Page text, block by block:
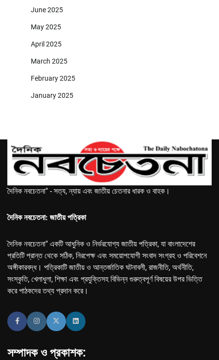
June 2025
May 2025
April 2025
March 2025
February 2025
January 2025
দৈনিক নবচেতনা" - সত্য, ন্যায় এবং জাতীয় চেতনার ধারক ও বাহক।
দৈনিক নবচেতনা: জাতীয় পত্রিকা
দৈনিক নবচেতনা" একটি আধুনিক ও নির্ভরযোগ্য জাতীয় পত্রিকা, যা বাংলাদেশের
প্রতিটি প্রান্ত থেকে সঠিক, নিরপেক্ষ এবং সময়োপযোগী সংবাদ সংগ্রহ ও পরিবেশনে
অঙ্গীকারবদ্ধ। পত্রিকাটি জাতীয় ও আন্তর্জাতিক ঘটনাবলী, রাজনীতি, অর্থনীতি,
সংস্কৃতি, খেলাধুলা, শিক্ষা এবং প্রযুক্তিসহ বিভিন্ন গুরুত্বপূর্ণ বিষয়ের উপর ভিত্তি
করে পাঠকদের তথ্য প্রদান করে।
সম্পাদক ও প্রকাশক: